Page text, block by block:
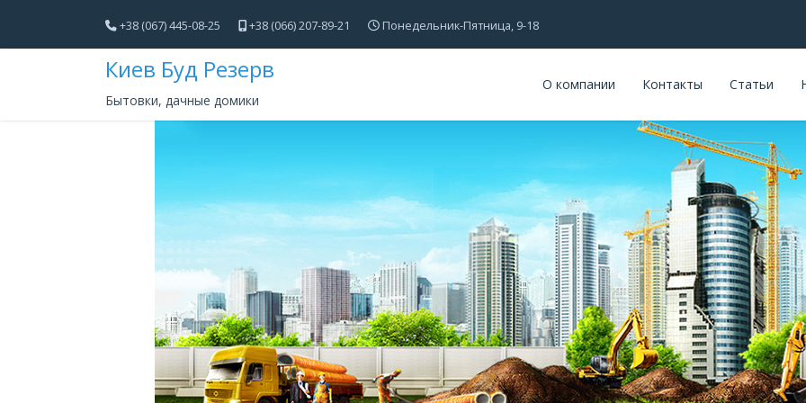
+38 (067) 445-08-25 +38 (066) 207-89-21 Понедельник-Пятница, 9-18
Киев Буд Резерв
Бытовки, дачные домики
О компании Контакты Статьи